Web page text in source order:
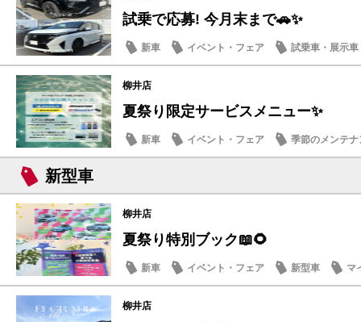
試乗で応募! 今月末まで🚗✨
新車 イベント・フェア 試乗車・展示車
柳井店
夏祭り限定サービスメニュー✨
新車 イベント・フェア 季節のメンテナ
新型車
柳井店
夏祭り特別ブック📖🌻
新車 イベント・フェア 新型車 マ
柳井店